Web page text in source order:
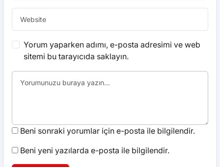
Yorum yaparken adımı, e-posta adresimi ve web
sitemi bu tarayıcıda saklayın.
Beni sonraki yorumlar için e-posta ile bilgilendir.
Beni yeni yazılarda e-posta ile bilgilendir.